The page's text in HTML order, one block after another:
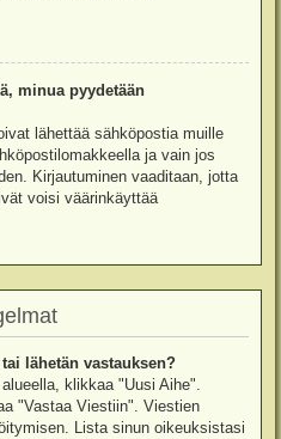
minua pyydetään
lähettää sähköpostia muille
ja vain jos
Kirjautuminen vaaditaan, jotta
voisi väärinkäyttää
lähetän vastauksen?
klikkaa "Uusi Aihe".
"Vastaa Viestiin". Viestien
Lista sinun oikeuksistasi